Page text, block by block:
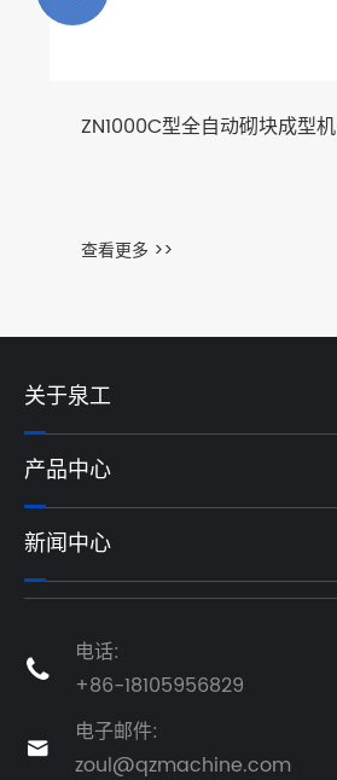
ZN1000C型全自动砌块成型机
查看更多 >>
关于泉工
产品中心
新闻中心

电话:
+86-18105956829

电子邮件:
zoul@qzmachine.com